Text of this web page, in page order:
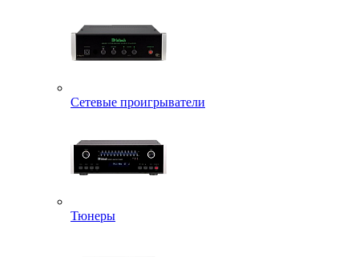
Сетевые проигрыватели
Тюнеры